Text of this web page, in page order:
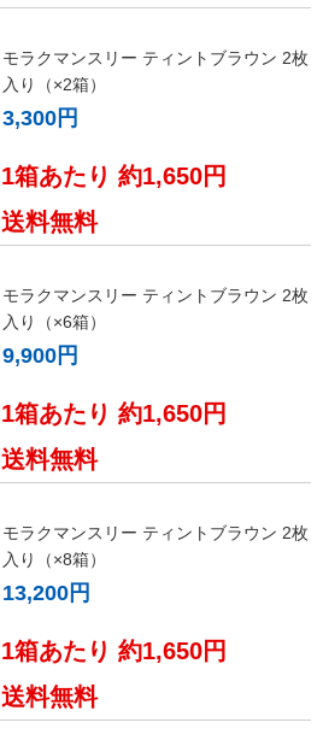
モラクマンスリー ティントブラウン 2枚
入り（×2箱）
3,300円
1箱あたり 約1,650円
送料無料
モラクマンスリー ティントブラウン 2枚
入り（×6箱）
9,900円
1箱あたり 約1,650円
送料無料
モラクマンスリー ティントブラウン 2枚
入り（×8箱）
13,200円
1箱あたり 約1,650円
送料無料